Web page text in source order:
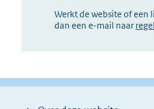
Werkt de website of een
dan een e-mail naar